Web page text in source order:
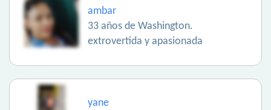
ambar
33 años de Washington.
extrovertida y apasionada
yane